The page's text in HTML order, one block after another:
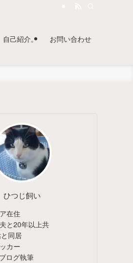
自己紹介。 お問い合わせ
ひつじ飼い
在住
と20年以上共
同居
カー
ログ執筆